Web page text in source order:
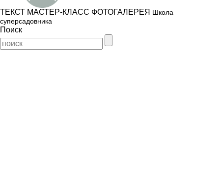
ТЕКСТ МАСТЕР-КЛАСС ФОТОГАЛЕРЕЯ Школа
суперсадовника
Поиск